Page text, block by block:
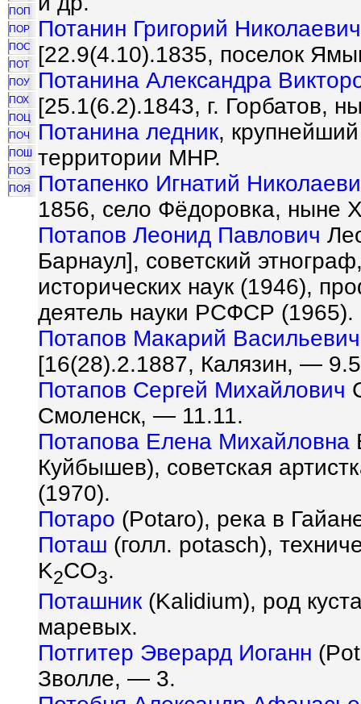
ПОП
ПОР
ПОС
ПОТ
ПОУ
ПОХ
ПОЦ
ПОЧ
ПОШ
ПОЭ
ПОЯ
Потанин Григорий Николаевич
[22.9(4.10).1835, поселок
Потанина Александра
[25.1(6.2).1843, г. Горбатов,
Потанина ледник,
территории МНР.
Потапенко Игнатий
1856, село Фёдоровка, ныне
Потапов Леонид Павлович
Барнаул], советский
исторических наук (1946),
деятель науки РСФСР (1965).
Потапов Макарий Васильевич
[16(28).2.1887, Калязин, —
Потапов Сергей Михайлович
Смоленск, — 11.11.
Потапова Елена Михайловна
Куйбышев), советская
(1970).
Потаро (Potaro), река в
Поташ (голл. potasch),
K2CO3.
Поташник (Kalidium), род
маревых.
Потгитер Эверард Иоганн
Зволле, — 3.